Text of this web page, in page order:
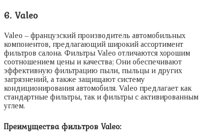
6. Valeo
Valeo – французский производитель автомобильных
компонентов, предлагающий широкий ассортимент
фильтров салона. Фильтры Valeo отличаются хорошим
соотношением цены и качества; Они обеспечивают
эффективную фильтрацию пыли, пыльцы и других
загрязнений, а также защищают систему
кондиционирования автомобиля. Valeo предлагает как
стандартные фильтры, так и фильтры с активированным
углем.
Преимущества фильтров Valeo: